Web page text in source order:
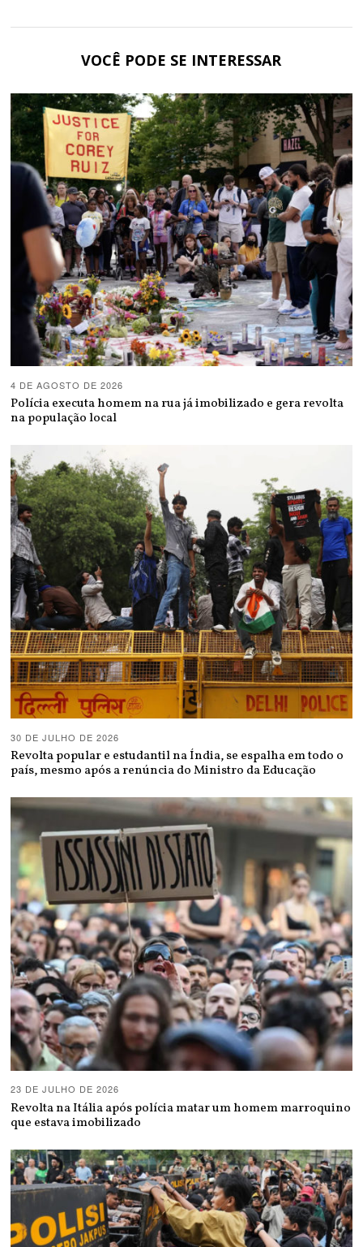
VOCÊ PODE SE INTERESSAR
4 DE AGOSTO DE 2026
Polícia executa homem na rua já imobilizado e gera revolta
na população local
30 DE JULHO DE 2026
Revolta popular e estudantil na Índia, se espalha em todo o
país, mesmo após a renúncia do Ministro da Educação
23 DE JULHO DE 2026
Revolta na Itália após polícia matar um homem marroquino
que estava imobilizado